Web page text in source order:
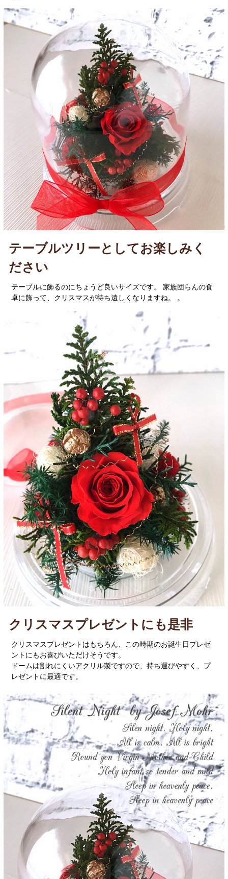
テーブルツリーとしてお楽しみく
ださい
テーブルに飾るのにちょうど良いサイズです。 家族団らんの食
卓に飾って、クリスマスが待ち遠しくなりますね。 。
クリスマスプレゼントにも是非
クリスマスプレゼントはもちろん、この時期のお誕生日プレゼ
ントにもお喜びいただけそうです。
ドームは割れにくいアクリル製ですので、持ち運びやすく、プ
レゼントに最適です。